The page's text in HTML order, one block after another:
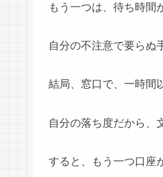
もう一つは、待ち時間
自分の不注意で要らぬ
結局、窓口で、一時間
自分の落ち度だから、
すると、もう一つ口座